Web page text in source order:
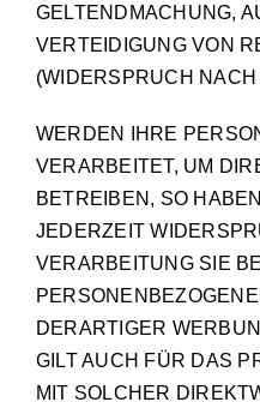
GELTENDMACHUNG,
VERTEIDIGUNG VON
(WIDERSPRUCH NACH
WERDEN IHRE
VERARBEITET, UM
BETREIBEN, SO
JEDERZEIT
VERARBEITUNG SIE
DERARTIGER
GILT AUCH FÜR DAS
MIT SOLCHER